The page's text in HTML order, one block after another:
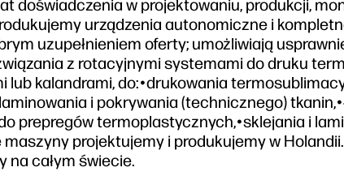
doświadczenia w projektowaniu, produkcji,
urządzenia autonomiczne i
uzupełnieniem oferty; umożliwiają
z rotacyjnymi systemami do druku
kalandrami, do:•drukowania
i pokrywania (technicznego)
prepregów termoplastycznych,•sklejania i
maszyny projektujemy i produkujemy w
na całym świecie.